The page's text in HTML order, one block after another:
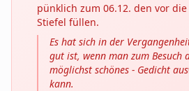
pünklich zum 06.12. den vor
Stiefel füllen.
Es hat sich in der
gut ist, wenn man zum Besuch
möglichst schönes - Gedicht
kann.